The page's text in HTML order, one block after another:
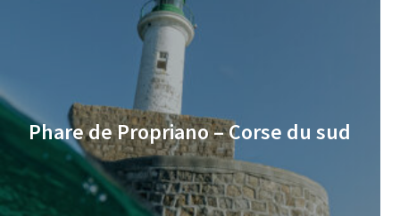
Phare de Propriano – Corse du sud
€